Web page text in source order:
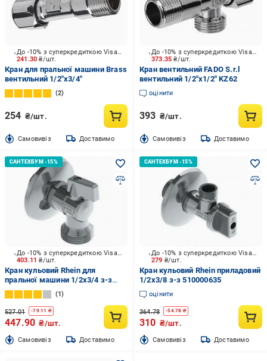
241.30₴/шт.
До -10% з суперкредиткою Visa Вигода
Кран для пральної машини Brass
вентильний 1/2"x3/4"
2
254 ₴/шт.
Cамовивіз Доставимо
373.35₴/шт.
До -10% з суперкредиткою Visa Вигода
Кран вентильний FADO S.r.l
вентильний 1/2"x1/2" KZ62
оцінити
393 ₴/шт.
Cамовивіз Доставимо
403.11₴/шт.
До -10% з суперкредиткою Visa Вигода
Кран кульовий Rhein для
пральної машини 1/2x3/4 з-з
240050000
1
527.01 -79.11 ₴
447.90 ₴/шт.
Cамовивіз Доставимо
279 ₴/шт.
До -10% з суперкредиткою Visa Вигода
Кран кульовий Rhein приладовий
1/2x3/8 з-з 510000635
оцінити
364.78 -54.78 ₴
310 ₴/шт.
Cамовивіз Доставимо